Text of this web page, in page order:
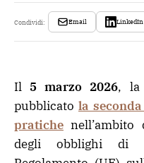
Condividi: Email LinkedIn
Il 5 marzo 2026, la
pubblicato la
pratiche
degli obblighi di